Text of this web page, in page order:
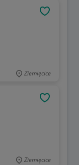
Ziemięcice
Ziemięcice